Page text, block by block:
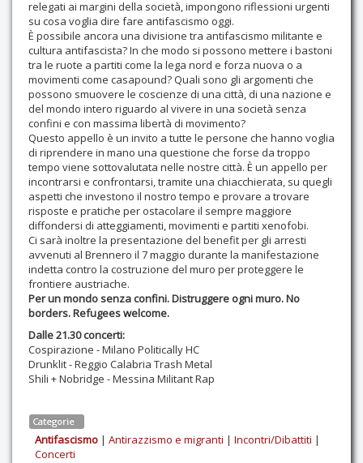
relegati ai margini della società, impongono riflessioni urgenti
su cosa voglia dire fare antifascismo oggi.
È possibile ancora una divisione tra antifascismo militante e
cultura antifascista? In che modo si possono mettere i bastoni
tra le ruote a partiti come la lega nord e forza nuova o a
movimenti come casapound? Quali sono gli argomenti che
possono smuovere le coscienze di una città, di una nazione e
del mondo intero riguardo al vivere in una società senza
confini e con massima libertà di movimento?
Questo appello è un invito a tutte le persone che hanno voglia
di riprendere in mano una questione che forse da troppo
tempo viene sottovalutata nelle nostre città. È un appello per
incontrarsi e confrontarsi, tramite una chiacchierata, su quegli
aspetti che investono il nostro tempo e provare a trovare
risposte e pratiche per ostacolare il sempre maggiore
diffondersi di atteggiamenti, movimenti e partiti xenofobi.
Ci sarà inoltre la presentazione del benefit per gli arresti
avvenuti al Brennero il 7 maggio durante la manifestazione
indetta contro la costruzione del muro per proteggere le
frontiere austriache.
Per un mondo senza confini. Distruggere ogni muro. No
borders. Refugees welcome.
Dalle 21.30 concerti:
Cospirazione - Milano Politically HC
Drunklit - Reggio Calabria Trash Metal
Shili + Nobridge - Messina Militant Rap
Categorie
Antifascismo | Antirazzismo e migranti | Incontri/Dibattiti |
Concerti